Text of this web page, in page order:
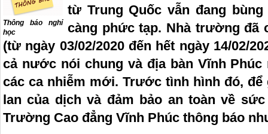
Thông báo nghỉ
học
từ Trung Quốc vẫn đang
càng phức tạp. Nhà trường đã
(từ ngày 03/02/2020 đến hết ngày 14/02/
cả nước nói chung và địa bàn Vĩnh
các ca nhiễm mới. Trước tình hình đó, để
lan của dịch và đảm bảo an toàn về sức
Trường Cao đẳng Vĩnh Phúc thông báo